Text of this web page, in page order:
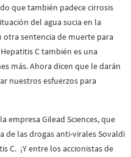
que también padece cirrosis
del agua sucia en la
otra sentencia de muerte para
C también es una
más. Ahora dicen que le darán
nuestros esfuerzos para
empresa Gilead Sciences, que
de las drogas anti-virales Sovaldi
C. ¡Y entre los accionistas de